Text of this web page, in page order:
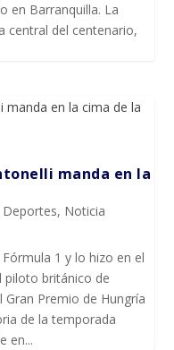
en Barranquilla. La
central del centenario,
manda en la
Deportes, Noticia
1 y lo hizo en el
piloto británico de
Premio de Hungría
de la temporada
en...